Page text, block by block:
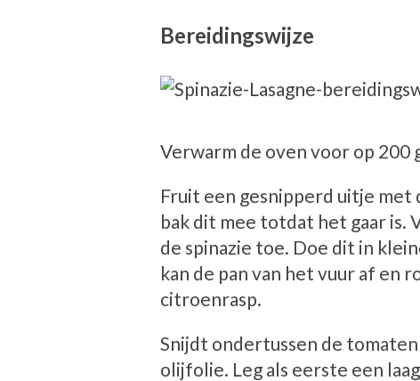
Bereidingswijze
Verwarm de oven voor op 200
Fruit een gesnipperd uitje
bak dit mee totdat het gaar is.
de spinazie toe. Doe dit in
kan de pan van het vuur af en
citroenrasp.
Snijdt ondertussen de
olijfolie. Leg als eerste een